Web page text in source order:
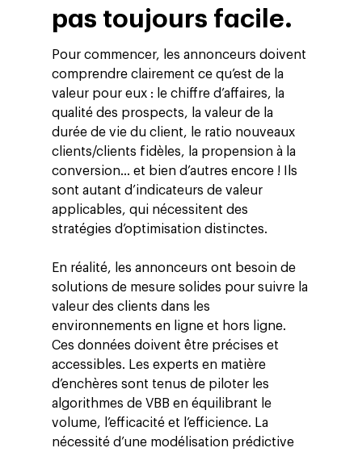
pas toujours facile.
Pour commencer, les annonceurs doivent
comprendre clairement ce qu’est de la
valeur pour eux : le chiffre d’affaires, la
qualité des prospects, la valeur de la
durée de vie du client, le ratio nouveaux
clients/clients fidèles, la propension à la
conversion… et bien d’autres encore ! Ils
sont autant d’indicateurs de valeur
applicables, qui nécessitent des
stratégies d’optimisation distinctes.
En réalité, les annonceurs ont besoin de
solutions de mesure solides pour suivre la
valeur des clients dans les
environnements en ligne et hors ligne.
Ces données doivent être précises et
accessibles. Les experts en matière
d’enchères sont tenus de piloter les
algorithmes de VBB en équilibrant le
volume, l’efficacité et l’efficience. La
nécessité d’une modélisation prédictive
Altivia
Data, Analytics &
Adtech
Tendances
Blog
Presse
Ebooks
Entreprise
Réussites
À propos
Contact